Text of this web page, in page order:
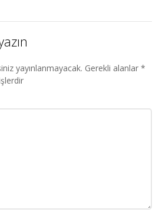
yayınlanmayacak. Gerekli alanlar*